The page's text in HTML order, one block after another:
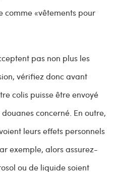
comme «vêtements pour
pas non plus les
vérifiez donc avant
colis puisse être envoyé
concerné. En outre,
leurs effets personnels
exemple, alors assurez-
ou de liquide soient